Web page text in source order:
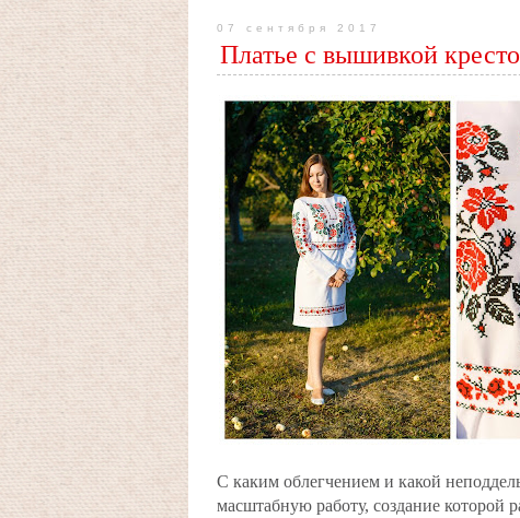
07 сентября 2017
Платье с вышивкой
С каким облегчением и какой
масштабную работу, создание которой